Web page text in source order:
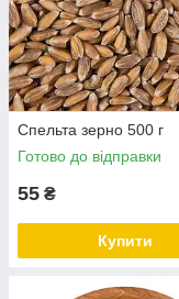
Спельта зерно 500 г
Готово до відправки
55 ₴
Купити